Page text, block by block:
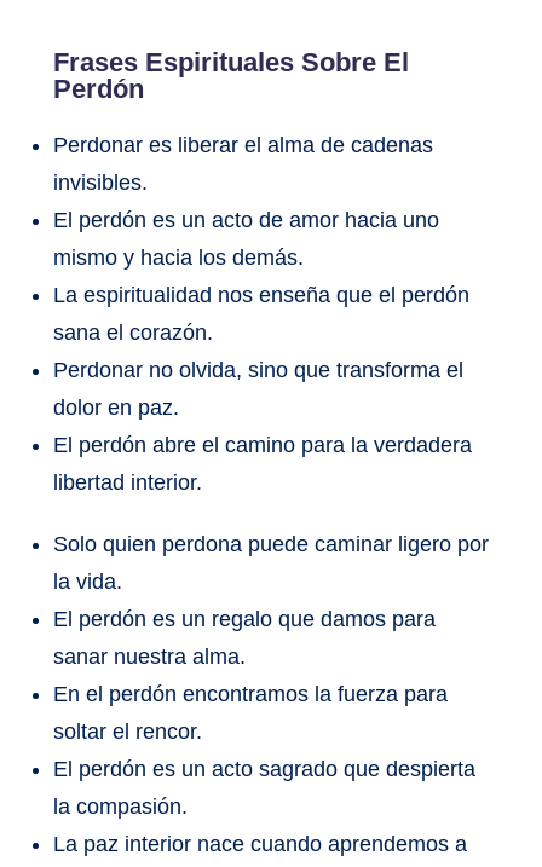
Frases Espirituales Sobre El
Perdón
Perdonar es liberar el alma de cadenas
invisibles.
El perdón es un acto de amor hacia uno
mismo y hacia los demás.
La espiritualidad nos enseña que el perdón
sana el corazón.
Perdonar no olvida, sino que transforma el
dolor en paz.
El perdón abre el camino para la verdadera
libertad interior.
Solo quien perdona puede caminar ligero por
la vida.
El perdón es un regalo que damos para
sanar nuestra alma.
En el perdón encontramos la fuerza para
soltar el rencor.
El perdón es un acto sagrado que despierta
la compasión.
La paz interior nace cuando aprendemos a